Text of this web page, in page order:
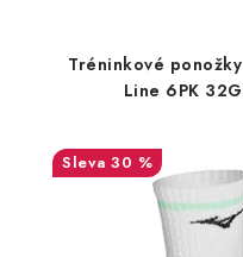
Tréninkové
Line 6PK
30 %